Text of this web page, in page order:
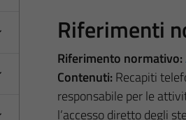
Riferimenti
Riferimento normativo:
Contenuti: Recapiti
responsabile per le
l’accesso diretto degli